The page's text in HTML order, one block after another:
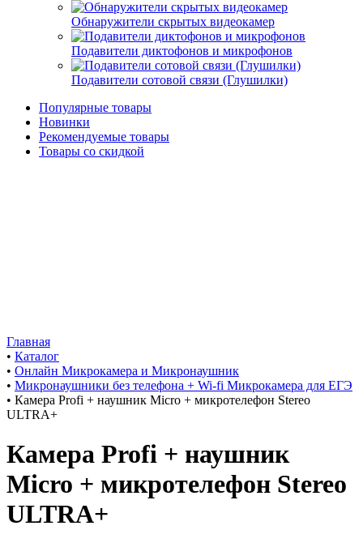
Обнаружители скрытых видеокамер
Подавители диктофонов и микрофонов
Подавители сотовой связи (Глушилки)
Популярные товары
Новинки
Рекомендуемые товары
Товары со скидкой
Главная
• Каталог
• Онлайн Микрокамера и Микронаушник
• Микронаушники без телефона + Wi-fi Микрокамера для ЕГЭ
• Камера Profi + наушник Micro + микротелефон Stereo
ULTRA+
Камера Profi + наушник
Micro + микротелефон Stereo
ULTRA+